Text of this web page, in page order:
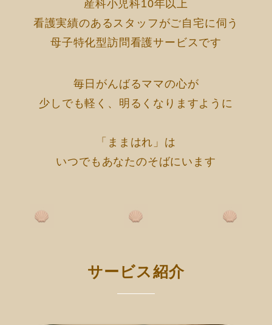
産科小児科10年以上
看護実績のあるスタッフがご自宅に伺う
母子特化型訪問看護サービスです
毎日がんばるママの心が
少しでも軽く、明るくなりますように
「ままはれ」は
いつでもあなたのそばにいます
サービス紹介